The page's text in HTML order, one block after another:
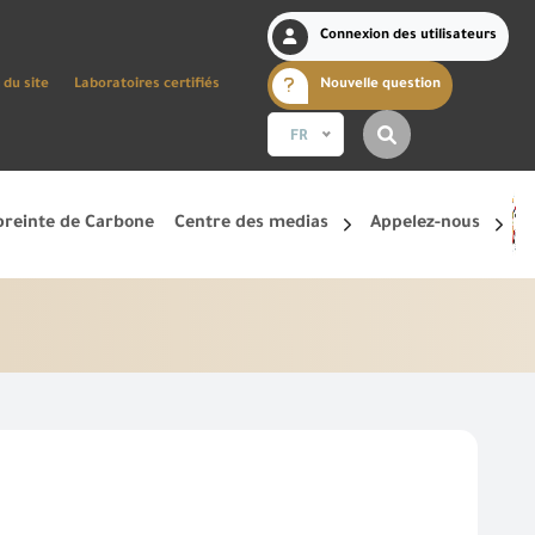
du site Laboratoires certifiés
Connexion des utilisateurs
Nouvelle question
FR
de Carbone Centre des medias Appelez-nous